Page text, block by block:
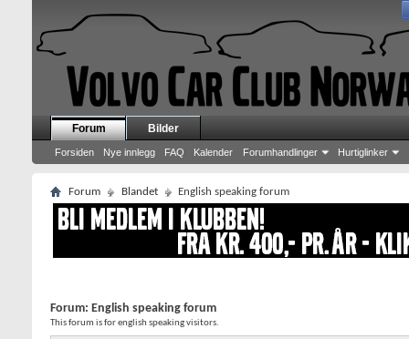
Forum
Forsiden Nye innlegg FAQ Kalender Forumhandlinger Hurtiglinker
Bilder
Forum Blandet English speaking forum
Forum: English speaking forum
This forum is for english speaking visitors.